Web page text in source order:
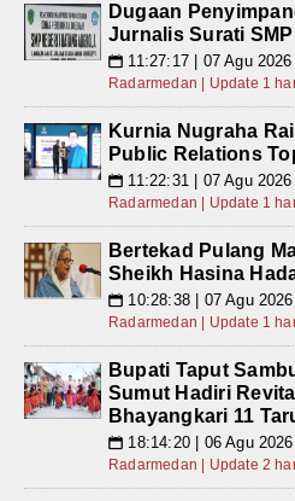
Dugaan
Jurnalis Surati
📅 11:27:17 | 07 Agu
Radarmedan | Update 1
Kurnia Nugraha
Public Relations
📅 11:22:31 | 07 Agu
Radarmedan | Update 1
Bertekad Pulang
Sheikh Hasina
📅 10:28:38 | 07 Agu
Radarmedan | Update 1
Bupati Taput
Sumut Hadiri
Bhayangkari 11
📅 18:14:20 | 06 Agu
Radarmedan | Update 2